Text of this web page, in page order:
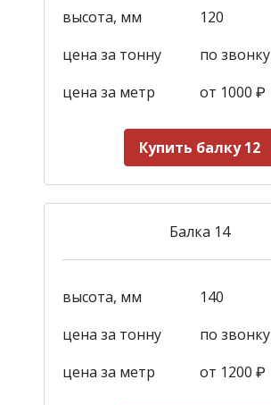
высота, мм
120
цена за тонну
по звонку
цена за метр
от 1000 ₽
Купить балку 12
Балка 14
высота, мм
140
цена за тонну
по звонку
цена за метр
от 1200 ₽